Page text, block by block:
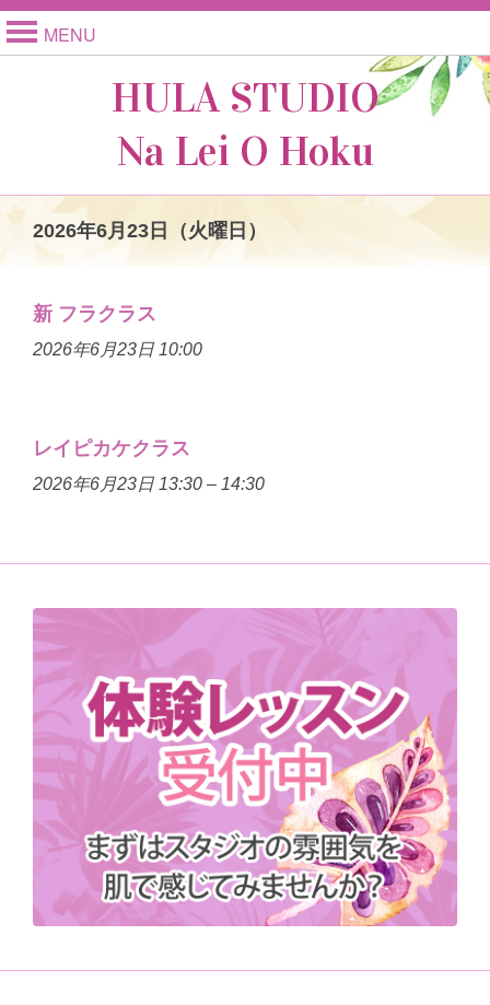
MENU
HULA STUDIO
Na Lei O Hoku
2026年6月23日（火曜日）
新 フラクラス
2026年6月23日 10:00
レイピカケクラス
2026年6月23日 13:30 – 14:30